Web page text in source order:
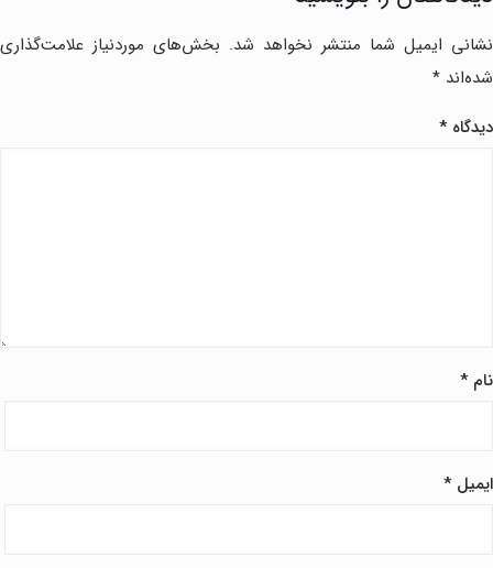
نشانی ایمیل شما منتشر نخواهد شد. بخش‌های موردنیاز علامت‌گذاری
شده‌اند *
دیدگاه*
نام*
ایمیل*